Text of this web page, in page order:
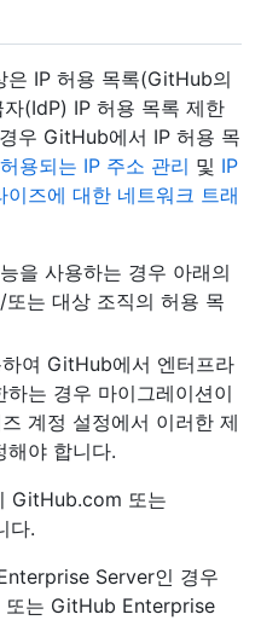
은 IP 허용 목록(GitHub의
(IdP) IP 허용 목록 제한
우 GitHub에서 IP 허용 목
용되는 IP 주소 관리 및 IP
즈에 대한 네트워크 트래
을 사용하는 경우 아래의
는 대상 조직의 허용 목
여 GitHub에서 엔터프라
는 경우 마이그레이션이
계정 설정에서 이러한 제
해야 합니다.
GitHub.com 또는
다.
Server인 경우
또는 GitHub Enterprise